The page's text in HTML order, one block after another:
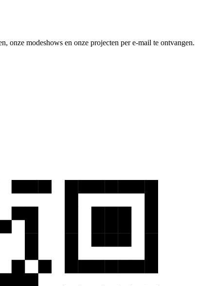
onze modeshows en onze projecten per e-mail te ontvangen.